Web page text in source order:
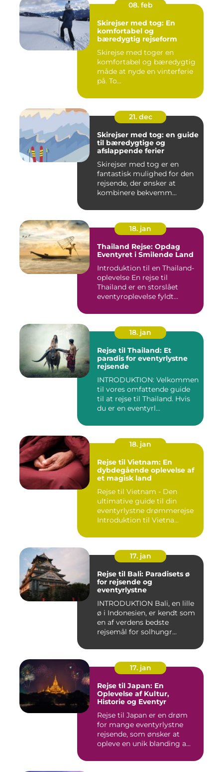
08. feb
Skirejser med tog: En
komfortabel og
bæredygtig rejseform
Skirejse med toger en
komfortabel og bæredygtig
måde at nyde en vinterferie
på. To...
21. dec
Skirejser med tog: en guide
til bæredygtige og
afslappende ferier
Skirejser med tog er en
fantastisk mulighed for den
rejsende, der ønsker at
kombinere bekvemm...
18. jan
Thailand Rejse: Opdag
Eventyret i Smilende Land
Introduktion til en Thailand-
oplevelse En rejse til
Thailand er en storslået
eventyroplevelse fyldt...
18. jan
Rejse til Thailand: Et
paradis for eventyrlystne
rejsende
INTRODUKTION: Velkommen
til vores omfattende guide
til at rejse til Thailand. Hvis
du er en eventyrl...
18. jan
Rejse til Vietnam: En
dybdegående oplevelse af
et magisk land
Rejse til Vietnam - Den
ultimative guide til din
eventyrlystne drømmerejse
Introduktion til Vietna...
17. jan
Rejse til Bali: Paradisets ø
for rejsende og
eventyrlystne
INTRODUKTION Bali, en lille
ø i Indonesien, er kendt som
en af verdens bedste
rejsemål for solhungr...
17. jan
Rejse til Japan: En
Oplevelse af Kultur,
Historie og Eventyr
Rejse til Japan er en drøm
for mange eventyrlystne
rejsende, som ønsker at
opleve en unik blanding a...